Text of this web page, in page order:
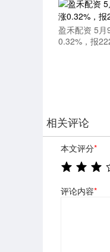
盈禾配资 5月
0.32%，报
相关评论
本文评分*
评论内容*